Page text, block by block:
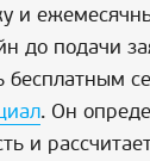
и
до подачи
бесплатным
. Он
и